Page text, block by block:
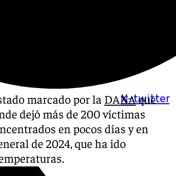
X-twitter
marcado por la DANAque
dejó más de 200 víctimas
en pocos días y en
de 2024, que ha ido